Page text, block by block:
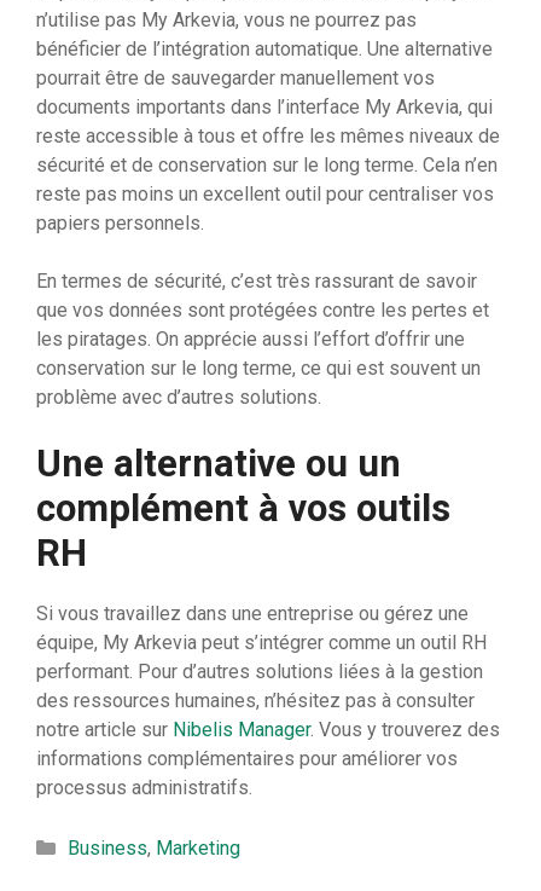
n’utilise pas My Arkevia, vous ne pourrez pas
bénéficier de l’intégration automatique. Une alternative
pourrait être de sauvegarder manuellement vos
documents importants dans l’interface My Arkevia, qui
reste accessible à tous et offre les mêmes niveaux de
sécurité et de conservation sur le long terme. Cela n’en
reste pas moins un excellent outil pour centraliser vos
papiers personnels.
En termes de sécurité, c’est très rassurant de savoir
que vos données sont protégées contre les pertes et
les piratages. On apprécie aussi l’effort d’offrir une
conservation sur le long terme, ce qui est souvent un
problème avec d’autres solutions.
Une alternative ou un
complément à vos outils
RH
Si vous travaillez dans une entreprise ou gérez une
équipe, My Arkevia peut s’intégrer comme un outil RH
performant. Pour d’autres solutions liées à la gestion
des ressources humaines, n’hésitez pas à consulter
notre article sur Nibelis Manager. Vous y trouverez des
informations complémentaires pour améliorer vos
processus administratifs.
Catégories
Business, Marketing